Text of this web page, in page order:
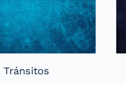
Tránsitos